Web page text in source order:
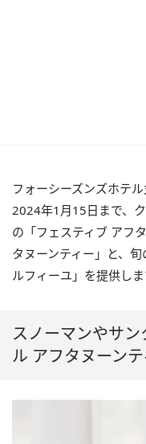
フォーシーズンズホテ
2024年1月15日まで、
の「フェスティブ アフ
タヌーンティー」と、
ルフィーユ」を提供しま
スノーマンやサ
ル アフタヌーンテ